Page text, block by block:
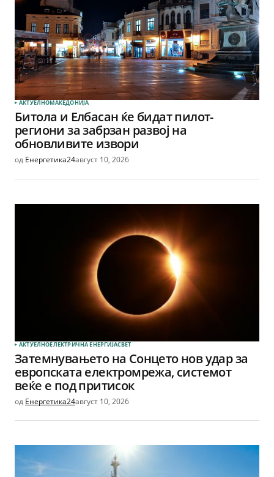
АКТУЕЛНОМАКЕДОНИЈА
Битола и Елбасан ќе бидат пилот-
региони за забрзан развој на
обновливите извори
од Енергетика24август 10, 2026
АКТУЕЛНОЕЛЕКТРИЧНА ЕНЕРГИЈАСВЕТ
Затемнувањето на Сонцето нов удар за
европската електромрежа, системот
веќе е под притисок
од Енергетика24август 10, 2026